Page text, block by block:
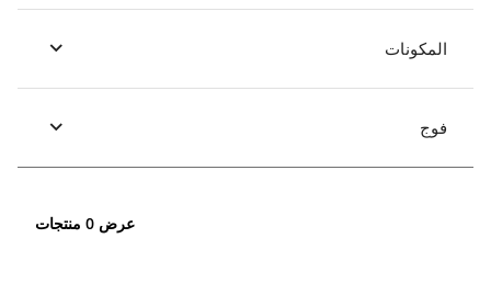
المكونات
فوج
عرض 0 منتجات